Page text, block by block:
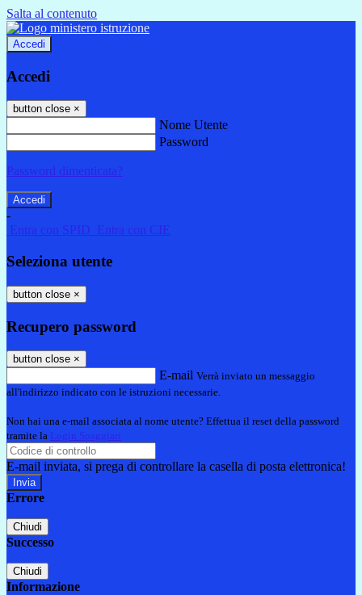
Salta al contenuto
Accedi
Accedi
button close ×
Nome Utente
Password
Password dimenticata?
-
Entra con SPID
Entra con CIE
Seleziona utente
button close ×
Recupero password
button close ×
E-mail Verrà inviato un messaggio
all'indirizzo indicato con le istruzioni necessarie.
Non hai una e-mail associata al nome utente? Effettua il reset della password
tramite la Login Spaggiari
E-mail inviata, si prega di controllare la casella di posta elettronica!
Errore
Chiudi
Successo
Chiudi
Informazione